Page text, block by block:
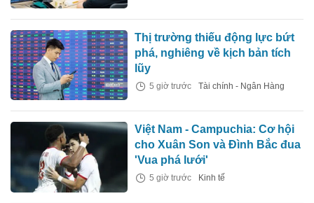
Thị trường thiếu động lực bứt
phá, nghiêng về kịch bản tích
lũy
5 giờ trước Tài chính - Ngân Hàng
Việt Nam - Campuchia: Cơ hội
cho Xuân Son và Đình Bắc đua
'Vua phá lưới'
5 giờ trước Kinh tế